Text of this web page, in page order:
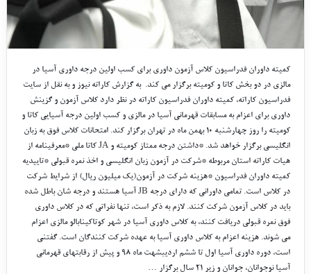
کمیته داوران فدراسیون کلاس آزمون داوری برای کسب اولین درجه داوری آسیا در
مالزی در دو بخش کاتا و کومیته برگزار می کند. به گزارش کاراته نیوز و به نقل از سایت
فدراسیون کاراته، کمیته داوران فدراسیون کاراته در نظر دارد کلاس آزمون و گزینش
داوری برای اعزام به مسابقات قهرمانی آسیا در مالزی و کسب اولین درجه آسیایی کاتا و
کومیته را روز چهارشنبه ۱۰ بهمن ماه در تهران برگزار کند. امتحانات کلاس فوق به زبان
انگلیسی برگزار خواهد شد. *داشتن درجه ممتاز کومیته و JA کاتا ملی *معرفینامه از
هیات کاراته استان مربوطه *شرکت در آزمون زبان انگلیسی و اخذ نمره قبولی *تاییدیه
کمیته داوران فدراسیون *هزینه شرکت در آزمون(یک میلیون ریال) از شرایط شرکت
در کلاس است. تمامی داورانی که دارای درجه JB آسیا هستند و درجه شان باطل شده
باید در کلاس آزمون شرکت کنند. لازم به ذکر است، تنها نفراتی که در کلاس داوری
فوق نمره قبولی دریافت کنند، به کلاس داوری آسیا در شهر کوتاکینابالو مالزی اعزام
می شوند. هزینه اعزام به کلاس داوری آسیا به عهده شرکت کنندگان است. گفتنی
است، دوره داوری آسیا اول تا ششم اردیبشهت ماه ۹۸ و پیش از رقابتهای قهرمانی
آسیا نوجوانان، جوانان و زیر ۲۱ سال برگزار …